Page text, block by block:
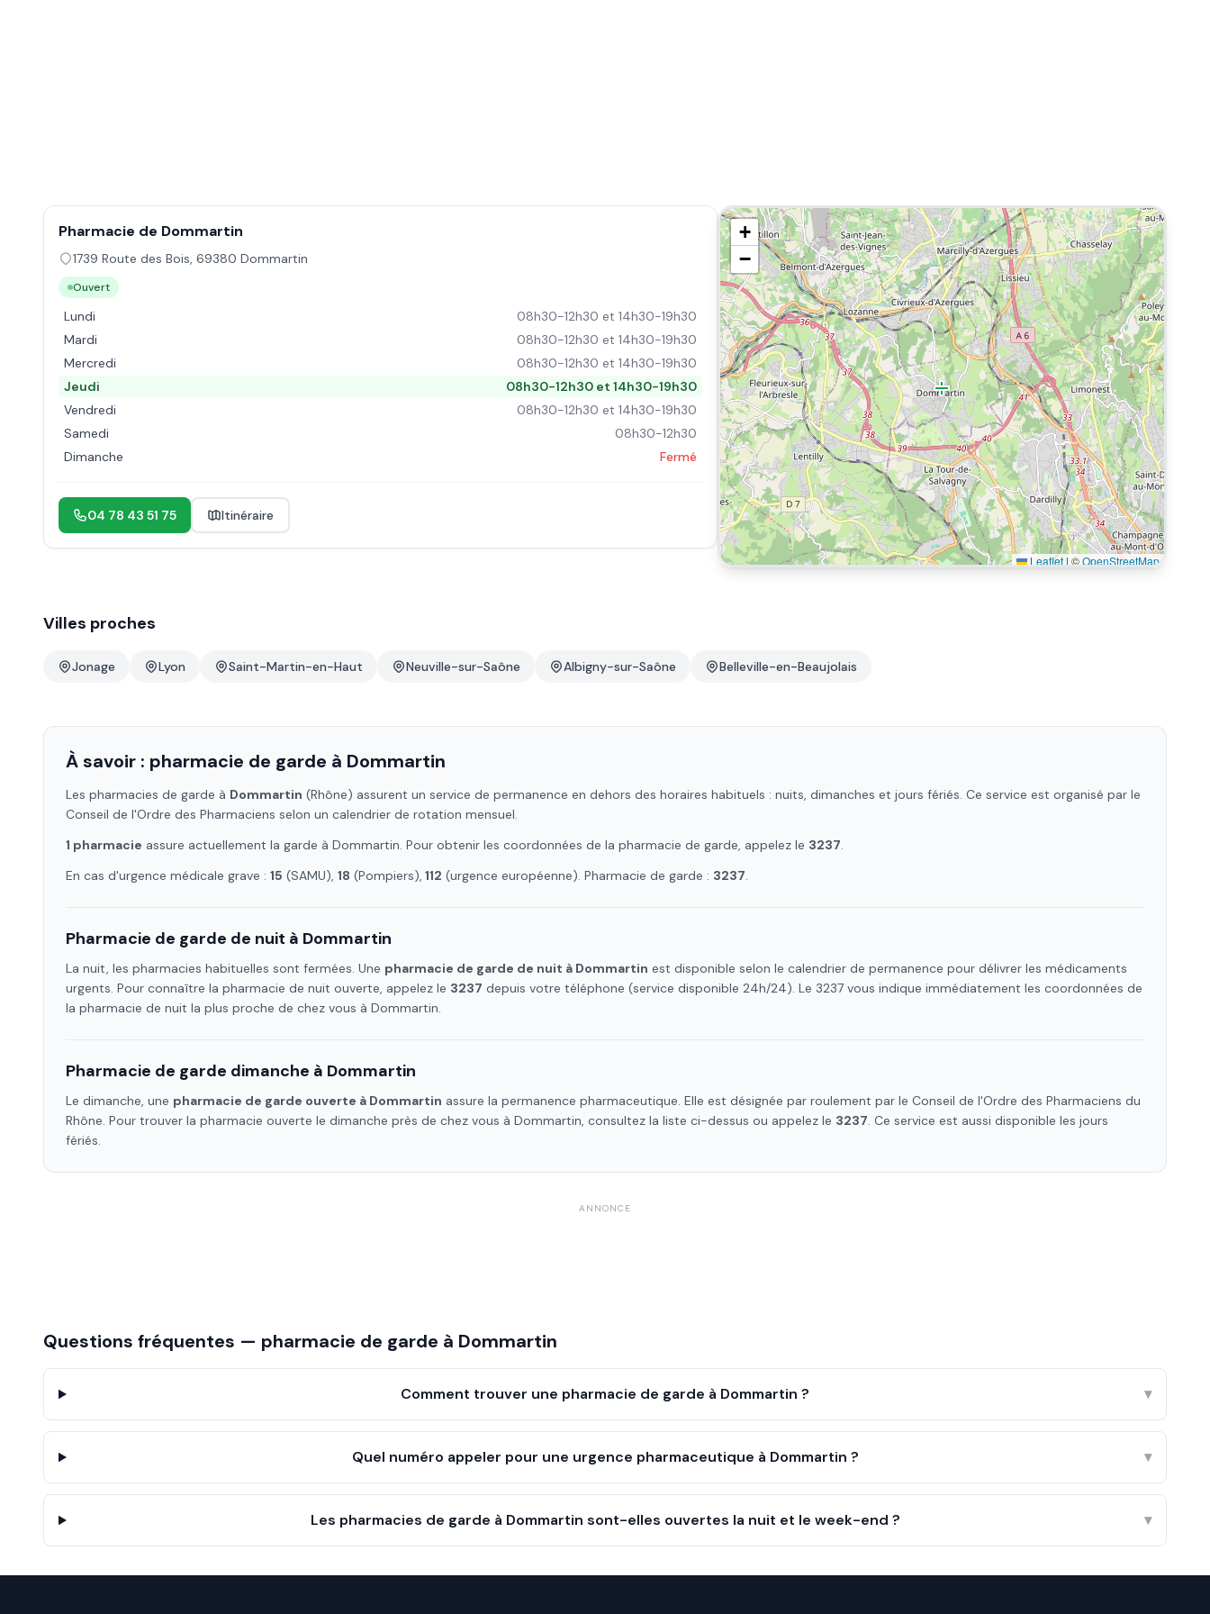
Pharmacie de Dommartin
1739 Route des Bois, 69380 Dommartin
Ouvert
Lundi
08h30-12h30 et 14h30-19h30
Mardi
08h30-12h30 et 14h30-19h30
Mercredi
08h30-12h30 et 14h30-19h30
Jeudi
08h30-12h30 et 14h30-19h30
Vendredi
08h30-12h30 et 14h30-19h30
Samedi
08h30-12h30
Dimanche
Fermé
04 78 43 51 75 Itinéraire
+
−
Leaflet | ©OpenStreetMap
Villes proches
Jonage Lyon Saint-Martin-en-Haut Neuville-sur-Saône Albigny-sur-Saône Belleville-en-Beaujolais
À savoir : pharmacie de garde à Dommartin
Les pharmacies de garde à Dommartin (Rhône) assurent un service de permanence en dehors des horaires habituels : nuits, dimanches et jours fériés. Ce service est organisé par le
Conseil de l'Ordre des Pharmaciens selon un calendrier de rotation mensuel.
1 pharmacie assure actuellement la garde à Dommartin. Pour obtenir les coordonnées de la pharmacie de garde, appelez le 3237.
En cas d'urgence médicale grave : 15 (SAMU), 18 (Pompiers), 112 (urgence européenne). Pharmacie de garde : 3237.
Pharmacie de garde de nuit à Dommartin
La nuit, les pharmacies habituelles sont fermées. Une pharmacie de garde de nuit à Dommartin est disponible selon le calendrier de permanence pour délivrer les médicaments
urgents. Pour connaître la pharmacie de nuit ouverte, appelez le 3237 depuis votre téléphone (service disponible 24h/24). Le 3237 vous indique immédiatement les coordonnées de
la pharmacie de nuit la plus proche de chez vous à Dommartin.
Pharmacie de garde dimanche à Dommartin
Le dimanche, une pharmacie de garde ouverte à Dommartin assure la permanence pharmaceutique. Elle est désignée par roulement par le Conseil de l'Ordre des Pharmaciens du
Rhône. Pour trouver la pharmacie ouverte le dimanche près de chez vous à Dommartin, consultez la liste ci-dessus ou appelez le 3237. Ce service est aussi disponible les jours
fériés.
ANNONCE
Questions fréquentes — pharmacie de garde à Dommartin
Comment trouver une pharmacie de garde à Dommartin ? ▾
Quel numéro appeler pour une urgence pharmaceutique à Dommartin ? ▾
Les pharmacies de garde à Dommartin sont-elles ouvertes la nuit et le week-end ? ▾